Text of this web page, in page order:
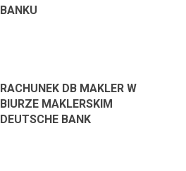
BANKU
RACHUNEK DB MAKLER W
BIURZE MAKLERSKIM
DEUTSCHE BANK